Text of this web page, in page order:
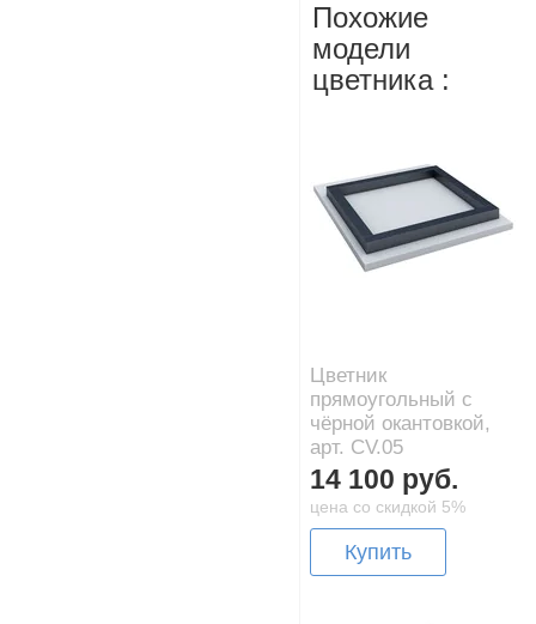
Похожие
модели
цветника :
Цветник
прямоугольный с
чёрной окантовкой,
арт. CV.05
14 100 руб.
цена со скидкой 5%
Купить